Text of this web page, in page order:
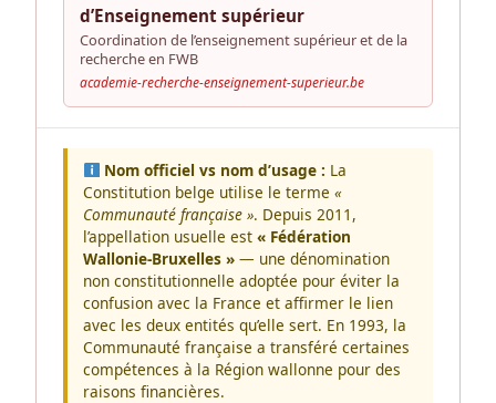
d’Enseignement supérieur
Coordination de l’enseignement supérieur et de la
recherche en FWB
academie-recherche-enseignement-superieur.be
Nom officiel vs nom d’usage : La
Constitution belge utilise le terme «
Communauté française ». Depuis 2011,
l’appellation usuelle est « Fédération
Wallonie-Bruxelles » — une dénomination
non constitutionnelle adoptée pour éviter la
confusion avec la France et affirmer le lien
avec les deux entités qu’elle sert. En 1993, la
Communauté française a transféré certaines
compétences à la Région wallonne pour des
raisons financières.